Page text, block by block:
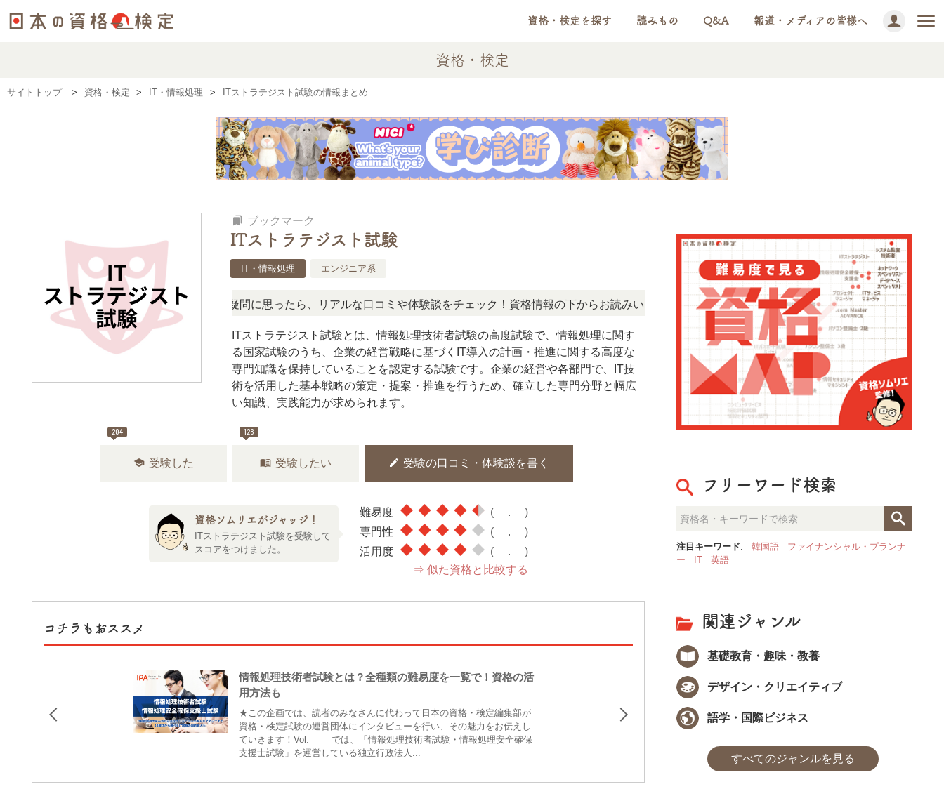
資格・検定を探す 読みもの Q&A 報道・メディアの皆様へ
資格・検定
サイトトップ 資格・検定 IT・情報処理 ITストラテジスト試験の情報まとめ
bookmarks ブックマーク
ITストラテジスト試験
IT・情報処理 エンジニア系
定、難しい？」「どんな試験？」と疑問に思ったら、リアルな口コミや体験談をチェック！資格情報の下からお読みいただけます。 NEWS! 「この検定、難しい？」「どんな試験？
ITストラテジスト試験とは、情報処理技術者試験の高度試験で、情報処理に関す
る国家試験のうち、企業の経営戦略に基づくIT導入の計画・推進に関する高度な
専門知識を保持していることを認定する試験です。企業の経営や各部門で、IT技
術を活用した基本戦略の策定・提案・推進を行うため、確立した専門分野と幅広
い知識、実践能力が求められます。
204
school 受験した
128
menu_book 受験したい edit 受験の口コミ・体験談を書く
資格ソムリエがジャッジ！
ITストラテジスト試験を受験して
スコアをつけました。
難易度
(4.5)
専門性
(4.0)
活用度
(4.0)
⇒ 似た資格と比較する
コチラもおススメ
情報処理技術者試験とは？全種類の難易度を一覧で！資格の活
用方法も
★この企画では、読者のみなさんに代わって日本の資格・検定編集部が
資格・検定試験の運営団体にインタビューを行い、その魅力をお伝えし
ていきます！Vol.34では、「情報処理技術者試験・情報処理安全確保
支援士試験」を運営している独立行政法人...
基本情報技術者試験
基本情報技術者試験は、IT業界への入門とし
て人気の国家資格で、ITに関する基礎知識か
らプログラミングに関する内容まで幅広い知
T力の向上が望めるので、IT関連の仕事を目
指す方なら取得しておきたい資格の1つで
フリーワード検索
注目キーワード: 韓国語
ファイナンシャル・プランナ
ー
IT 英語
関連ジャンル
基礎教育・趣味・教養
デザイン・クリエイティブ
語学・国際ビジネス
すべてのジャンルを見る